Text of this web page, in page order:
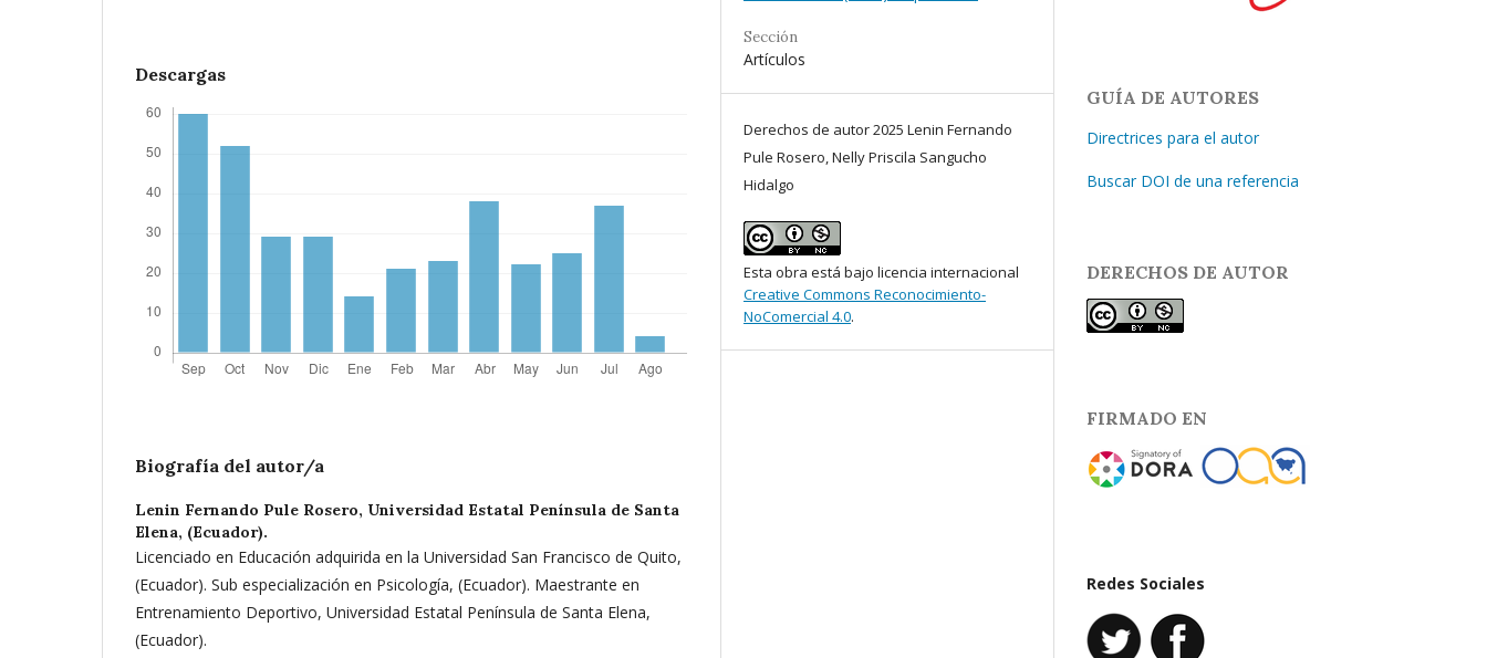
Descargas
Biografía del autor/a
Lenin Fernando Pule Rosero, Universidad Estatal Península de Santa
Elena, (Ecuador).
Licenciado en Educación adquirida en la Universidad San Francisco de Quito,
(Ecuador). Sub especialización en Psicología, (Ecuador). Maestrante en
Entrenamiento Deportivo, Universidad Estatal Península de Santa Elena,
(Ecuador).
Sección
Artículos
Derechos de autor 2025 Lenin Fernando
Pule Rosero, Nelly Priscila Sangucho
Hidalgo
Esta obra está bajo licencia internacional
Creative Commons Reconocimiento-
NoComercial 4.0.
GUÍA DE AUTORES
Directrices para el autor
Buscar DOI de una referencia
DERECHOS DE AUTOR
FIRMADO EN
Redes Sociales